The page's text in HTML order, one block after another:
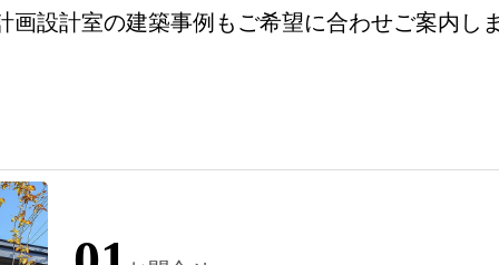
画設計室の建築事例もご希望に合わせご案内し